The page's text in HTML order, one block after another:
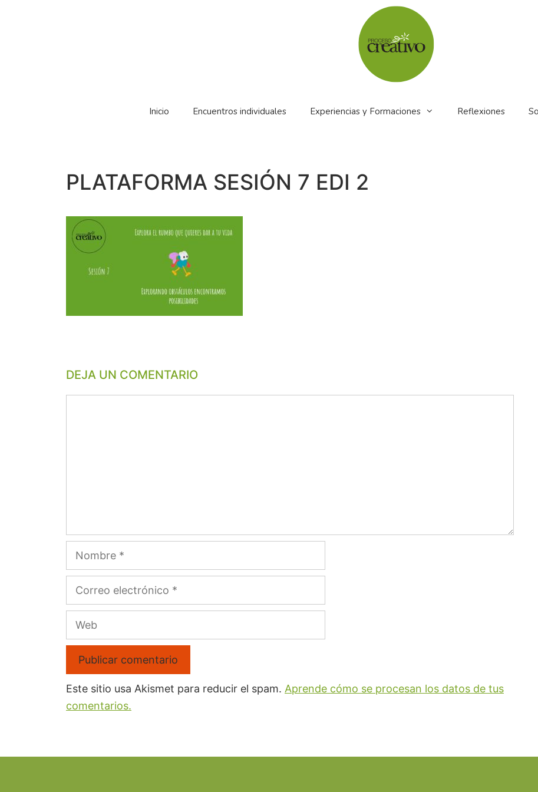
Inicio Encuentros individuales Experiencias y Formaciones Reflexiones
PLATAFORMA SESIÓN 7 EDI 2
DEJA UN COMENTARIO
Este sitio usa Akismet para reducir el spam. Aprende cómo se procesan los datos de tus
comentarios.